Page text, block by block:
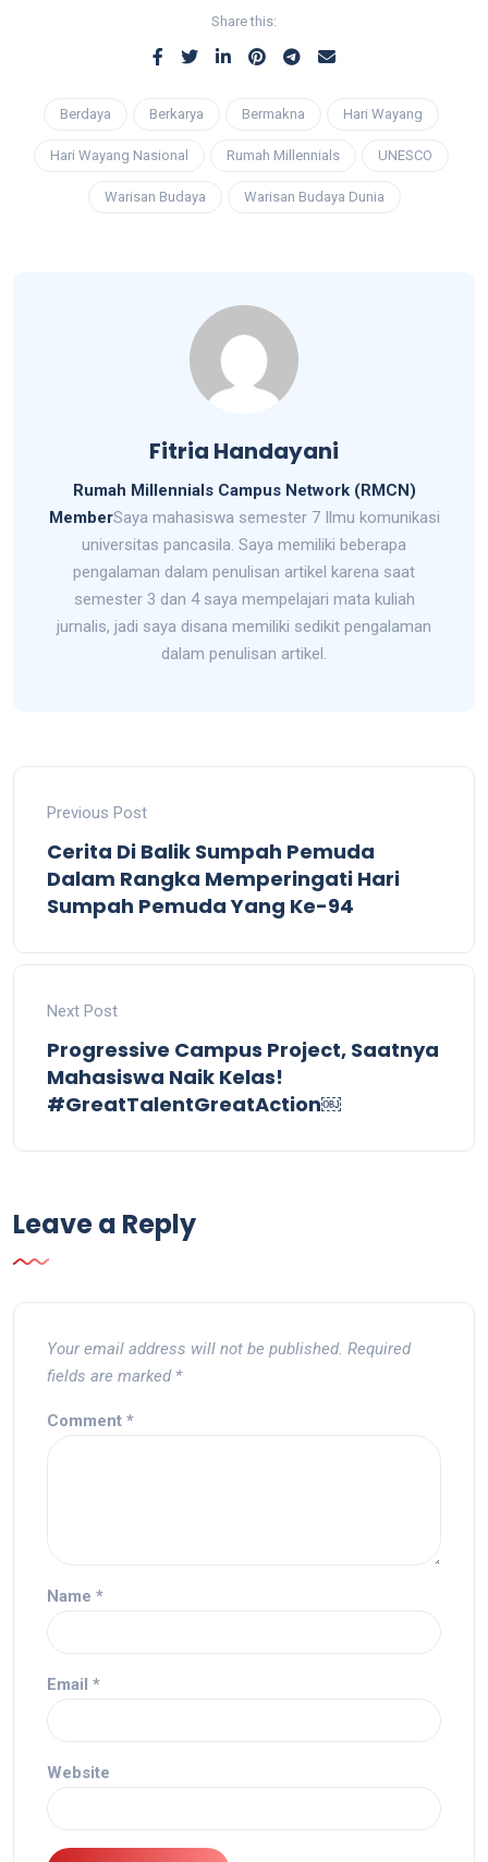
Share this:
Berdaya Berkarya Bermakna Hari Wayang
Hari Wayang Nasional Rumah Millennials UNESCO
Warisan Budaya Warisan Budaya Dunia
Fitria Handayani
Rumah Millennials Campus Network (RMCN)
MemberSaya mahasiswa semester 7 Ilmu komunikasi
universitas pancasila. Saya memiliki beberapa
pengalaman dalam penulisan artikel karena saat
semester 3 dan 4 saya mempelajari mata kuliah
jurnalis, jadi saya disana memiliki sedikit pengalaman
dalam penulisan artikel.
Previous Post
Cerita Di Balik Sumpah Pemuda
Dalam Rangka Memperingati Hari
Sumpah Pemuda Yang Ke-94
Next Post
Progressive Campus Project, Saatnya
Mahasiswa Naik Kelas!
#GreatTalentGreatAction￼
Leave a Reply
Your email address will not be published. Required
fields are marked *
Comment *
Name *
Email *
Website